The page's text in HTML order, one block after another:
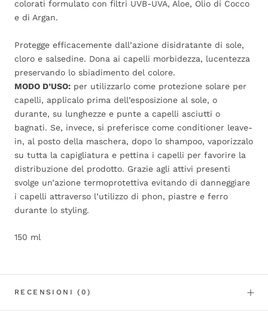
colorati formulato con filtri UVB-UVA, Aloe, Olio di Cocco
e di Argan.
Protegge efficacemente dall’azione disidratante di sole,
cloro e salsedine. Dona ai capelli morbidezza, lucentezza
preservando lo sbiadimento del colore.
MODO D’USO: per utilizzarlo come protezione solare per
capelli, applicalo prima dell’esposizione al sole, o
durante, su lunghezze e punte a capelli asciutti o
bagnati. Se, invece, si preferisce come conditioner leave-
in, al posto della maschera, dopo lo shampoo, vaporizzalo
su tutta la capigliatura e pettina i capelli per favorire la
distribuzione del prodotto. Grazie agli attivi presenti
svolge un’azione termoprotettiva evitando di danneggiare
i capelli attraverso l’utilizzo di phon, piastre e ferro
durante lo styling.
150 ml
RECENSIONI(0)